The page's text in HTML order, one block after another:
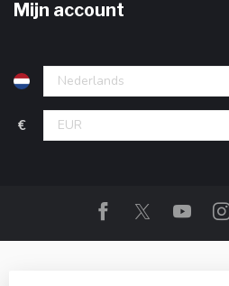
Mijn account
€